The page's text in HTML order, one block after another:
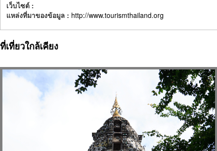
เว็บไซต์ :
แหล่งที่มาของข้อมูล : http://www.tourismthailand.org
ที่เที่ยวใกล้เคียง